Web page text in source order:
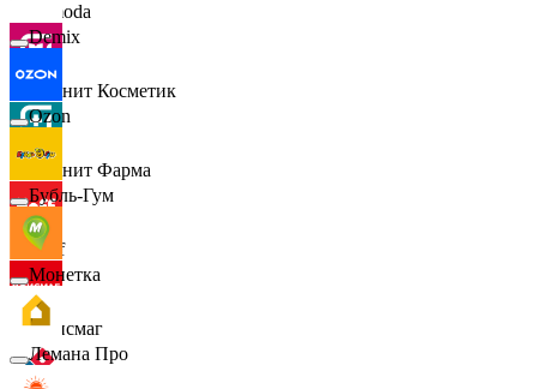
Lamoda
Магнит Косметик
Магнит Фарма
Hoff
Офисмаг
Demix
Ozon
Бубль-Гум
Монетка
Лемана Про